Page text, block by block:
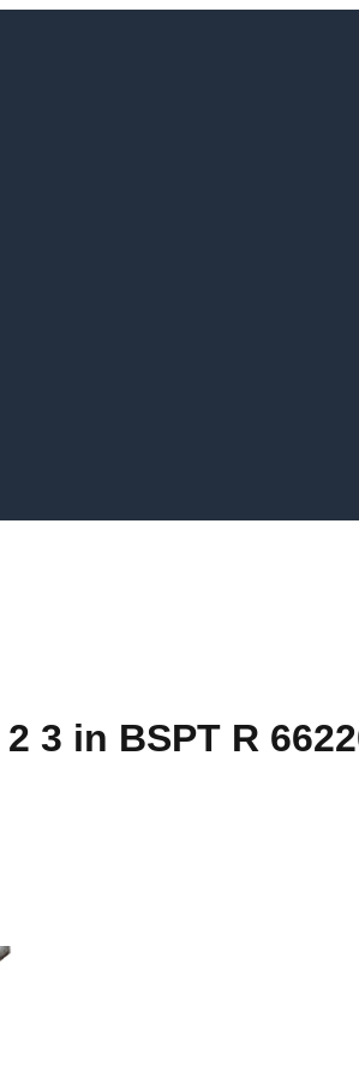
3 in BSPT R